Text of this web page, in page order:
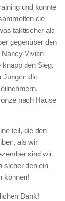
und konnte
die
taktischer als
gegenüber den
Nancy Vivian
den Sieg,
Jungen die
nach Hause
teil, die den
als wir
sind wir
sicher den ein
können!
Dank!